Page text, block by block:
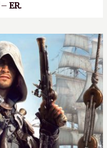
– ER.